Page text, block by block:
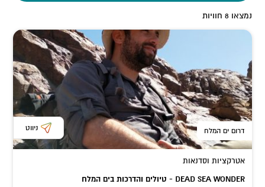
נמצאו 8 חוויות
דרום ים המלח ניווט
אטרקציות וסדנאות
DEAD SEA WONDER - טיולים והדרכות בים המלח